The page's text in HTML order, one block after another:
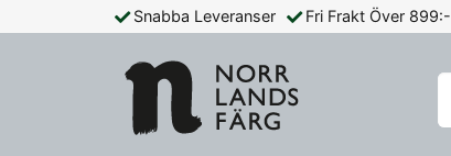
Snabba Leveranser Fri Frakt Över 899:-